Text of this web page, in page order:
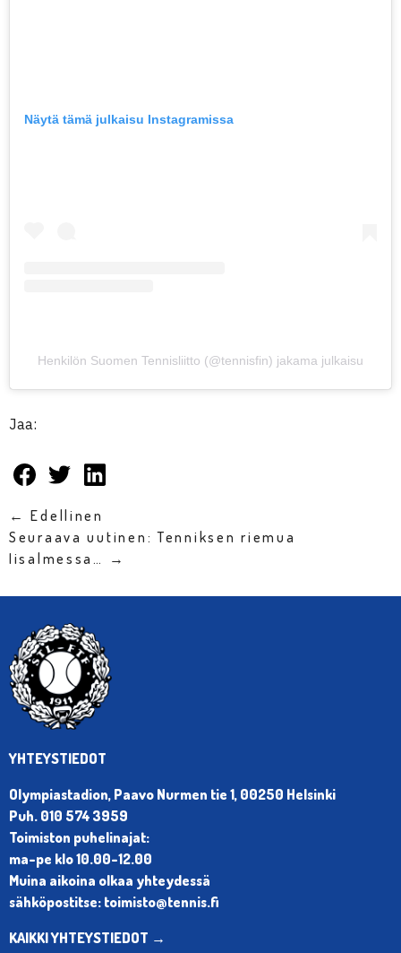
Näytä tämä julkaisu Instagramissa
Henkilön Suomen Tennisliitto (@tennisfin) jakama julkaisu
Jaa:
← Edellinen
Seuraava uutinen: Tenniksen riemua
Iisalmessa… →
YHTEYSTIEDOT
Olympiastadion, Paavo Nurmen tie 1, 00250 Helsinki
Puh. 010 574 3959
Toimiston puhelinajat:
ma-pe klo 10.00-12.00
Muina aikoina olkaa yhteydessä
sähköpostitse: toimisto@tennis.fi
KAIKKI YHTEYSTIEDOT →